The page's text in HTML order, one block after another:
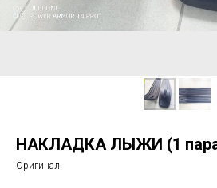
НАКЛАДКА ЛЫЖИ (1
Оригинал